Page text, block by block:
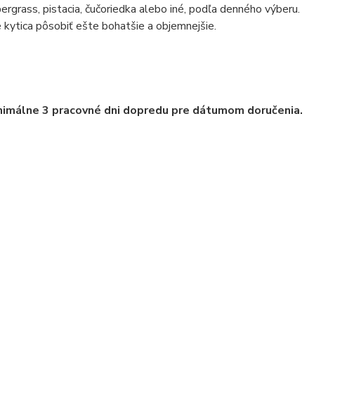
pistacia, čučoriedka alebo iné, podľa denného výberu.
pôsobiť ešte bohatšie a objemnejšie.
3 pracovné dni dopredu pre dátumom doručenia.